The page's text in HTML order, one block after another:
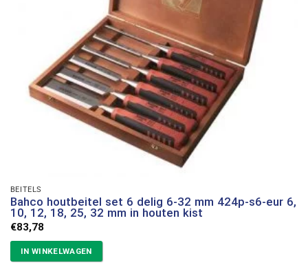
BEITELS
Bahco houtbeitel set 6 delig 6-32 mm 424p-s6-eur 6,
10, 12, 18, 25, 32 mm in houten kist
€83,78
IN WINKELWAGEN